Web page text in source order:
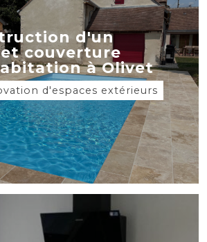
d'un
couverture
à Olivet
d'espaces extérieurs